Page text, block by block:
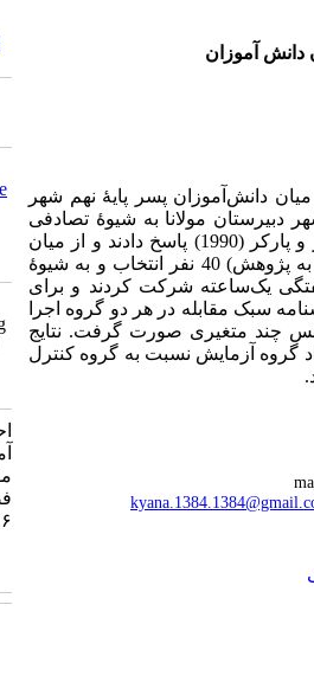
دانش آموزان
دانش‌­آموزان پسر پایۀ نهم شهر
این شهر دبیرستان مولانا به‌ شیوۀ تصادفی
انتخاب شد. سپس تمام دانش آموزان پایه نهم این دبیرستان به پرسشنامۀ سبکهای مقابله اندلر و پارکر (1990) پاسخ دادند و از میان
دانش‌آموزانی که پایین‌ترین نمره را در سبک مقابله مسئله- مدار کسب کرده بودند (ملاک ورود به پژوهش) 40 نفر انتخاب و به‌ شیوۀ
یک‌ساعته شرکت کردند و برای
سبک مقابله در هر دو گروه اجرا
چند متغیری صورت گرفت. نتایج
گروه آزمایش نسبت به گروه کنترل